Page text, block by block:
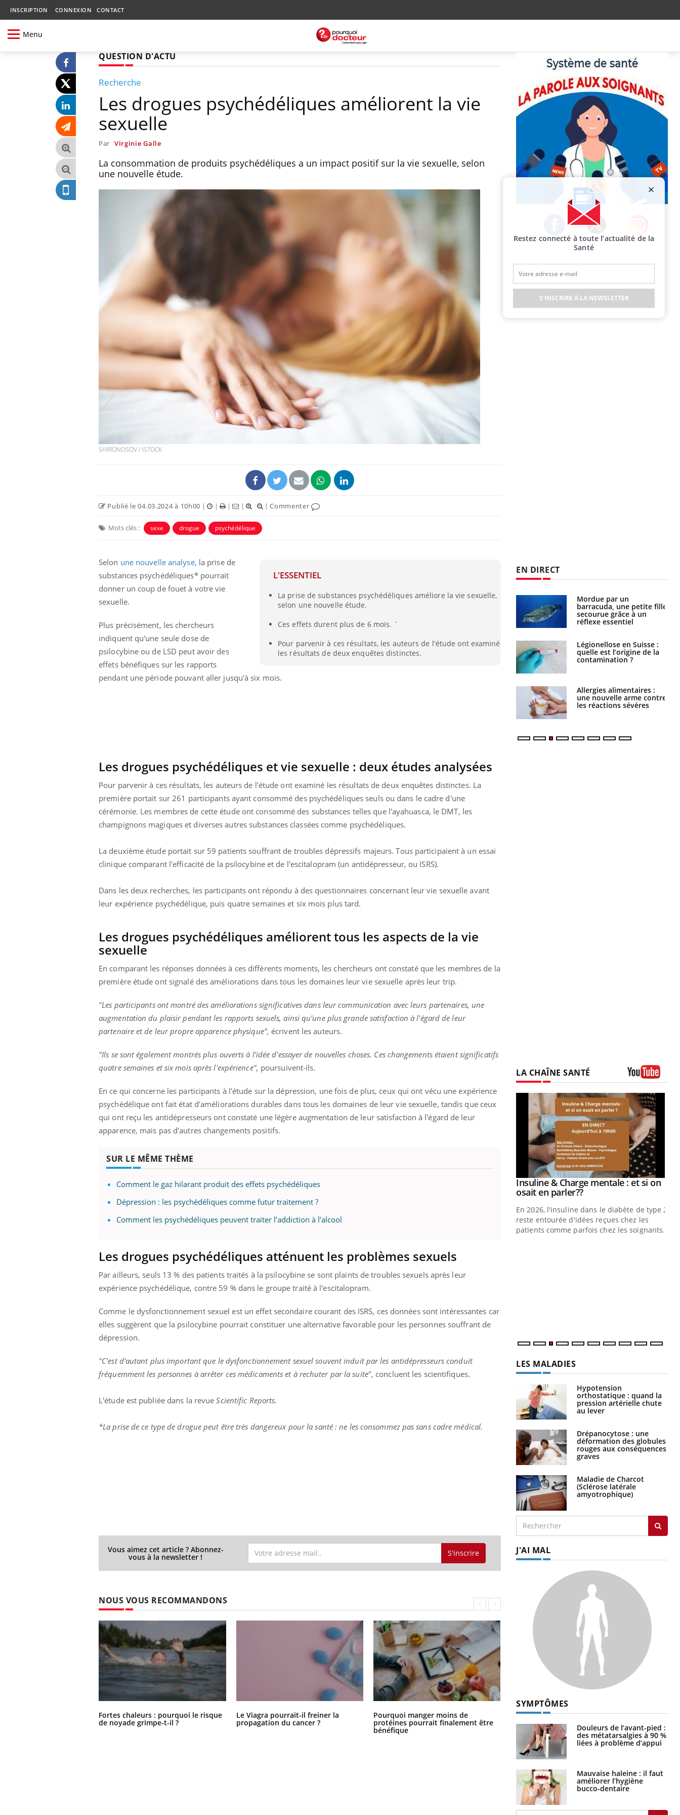
INSCRIPTION CONNEXION CONTACT
Menu
QUESTION D'ACTU
Recherche
Les drogues psychédéliques améliorent la vie
sexuelle
Par Virginie Galle
La consommation de produits psychédéliques a un impact positif sur la vie sexuelle, selon
une nouvelle étude.
SHIRONOSOV / ISTOCK
Publié le 04.03.2024 à 10h00 | | | | |Commenter
Mots clés : sexe drogue psychédélique
L'ESSENTIEL
La prise de substances psychédéliques améliore la vie sexuelle,
selon une nouvelle étude.
Ces effets durent plus de 6 mois. `
Pour parvenir à ces résultats, les auteurs de l'étude ont examiné
les résultats de deux enquêtes distinctes.
Selon une nouvelle analyse, la prise de
substances psychédéliques* pourrait
donner un coup de fouet à votre vie
sexuelle.
Plus précisément, les chercheurs
indiquent qu'une seule dose de
psilocybine ou de LSD peut avoir des
effets bénéfiques sur les rapports
pendant une période pouvant aller jusqu'à six mois.
Les drogues psychédéliques et vie sexuelle : deux études analysées
Pour parvenir à ces résultats, les auteurs de l'étude ont examiné les résultats de deux enquêtes distinctes. La
première portait sur 261 participants ayant consommé des psychédéliques seuls ou dans le cadre d'une
cérémonie. Les membres de cette étude ont consommé des substances telles que l'ayahuasca, le DMT, les
champignons magiques et diverses autres substances classées comme psychédéliques.
La deuxième étude portait sur 59 patients souffrant de troubles dépressifs majeurs. Tous participaient à un essai
clinique comparant l'efficacité de la psilocybine et de l'escitalopram (un antidépresseur, ou ISRS).
Dans les deux recherches, les participants ont répondu à des questionnaires concernant leur vie sexuelle avant
leur expérience psychédélique, puis quatre semaines et six mois plus tard.
Les drogues psychédéliques améliorent tous les aspects de la vie
sexuelle
En comparant les réponses données à ces différents moments, les chercheurs ont constaté que les membres de la
première étude ont signalé des améliorations dans tous les domaines leur vie sexuelle après leur trip.
"Les participants ont montré des améliorations significatives dans leur communication avec leurs partenaires, une
augmentation du plaisir pendant les rapports sexuels, ainsi qu'une plus grande satisfaction à l'égard de leur
partenaire et de leur propre apparence physique", écrivent les auteurs.
"Ils se sont également montrés plus ouverts à l'idée d'essayer de nouvelles choses. Ces changements étaient significatifs
quatre semaines et six mois après l'expérience", poursuivent-ils.
En ce qui concerne les participants à l'étude sur la dépression, une fois de plus, ceux qui ont vécu une expérience
psychédélique ont fait état d'améliorations durables dans tous les domaines de leur vie sexuelle, tandis que ceux
qui ont reçu les antidépresseurs ont constaté une légère augmentation de leur satisfaction à l'égard de leur
apparence, mais pas d'autres changements positifs.
SUR LE MÊME THÈME
Comment le gaz hilarant produit des effets psychédéliques
Dépression : les psychédéliques comme futur traitement ?
Comment les psychédéliques peuvent traiter l’addiction à l’alcool
Les drogues psychédéliques atténuent les problèmes sexuels
Par ailleurs, seuls 13 % des patients traités à la psilocybine se sont plaints de troubles sexuels après leur
expérience psychédélique, contre 59 % dans le groupe traité à l'escitalopram.
Comme le dysfonctionnement sexuel est un effet secondaire courant des ISRS, ces données sont intéressantes car
elles suggèrent que la psilocybine pourrait constituer une alternative favorable pour les personnes souffrant de
dépression.
"C'est d'autant plus important que le dysfonctionnement sexuel souvent induit par les antidépresseurs conduit
fréquemment les personnes à arrêter ces médicaments et à rechuter par la suite", concluent les scientifiques.
L'étude est publiée dans la revueScientific Reports.
*La prise de ce type de drogue peut être très dangereux pour la santé : ne les consommez pas sans cadre médical.
Vous aimez cet article ? Abonnez-
vous à la newsletter ! S'inscrire
NOUS VOUS RECOMMANDONS
Fortes chaleurs : pourquoi le risque
de noyade grimpe-t-il ?
Le Viagra pourrait-il freiner la
propagation du cancer ?
Pourquoi manger moins de
protéines pourrait finalement être
bénéfique
Grossesse et chaleur : ce que dit la
Facebook Twitter Instagram
EN DIRECT
Fortes chaleurs :
pourquoi le risque de
Le Viagra pourrait-il
freiner la propagation du
cancer ?
Grossesse et chaleur : ce
que dit la science
Le smartphone nuit-il à
l'apprentissage de la
Mordue par un
barracuda, une petite fille
secourue grâce à un
réflexe essentiel
Légionellose en Suisse :
quelle est l’origine de la
contamination ?
Allergies alimentaires :
une nouvelle arme contre
les réactions sévères
Comment gérer le
sommeil des enfants en
vacances ?
Bilan prévention : ce que
les kinés pourront
bientôt faire
TDAH : quel est ce
traitement autorisé aux
États-Unis ?
LA CHAÎNE SANTÉ
Eczéma Chronique des Mains :
Youtube
Il y a des sujets qui sont faciles à aborder...
d'autres non ! D'un côté, poser des
Youtube
Carence en fer : comprendre pour
Youtube
Fatigue, irritabilité, brouillard mental ou
même alopécie… Les symptômes de la
Youtube
Insuline & Charge mentale : et si on
osait en parler??Youtube
En 2026, l'insuline dans le diabète de type 2
reste entourée d'idées reçues chez les
patients comme parfois chez les soignants.
LES MALADIES
Hypotension
orthostatique : quand la
pression artérielle chute
au lever
Drépanocytose : une
déformation des globules
rouges aux conséquences
graves
Maladie de Charcot
(Sclérose latérale
amyotrophique)
J'AI MAL
SYMPTÔMES
Douleurs de l’avant-pied :
des métatarsalgies à 90 %
liées à problème d’appui
Mauvaise haleine : il faut
améliorer l’hygiène
bucco-dentaire
Restez connecté à toute l’actualité de la
Santé
S'INSCRIRE À LA NEWSLETTER